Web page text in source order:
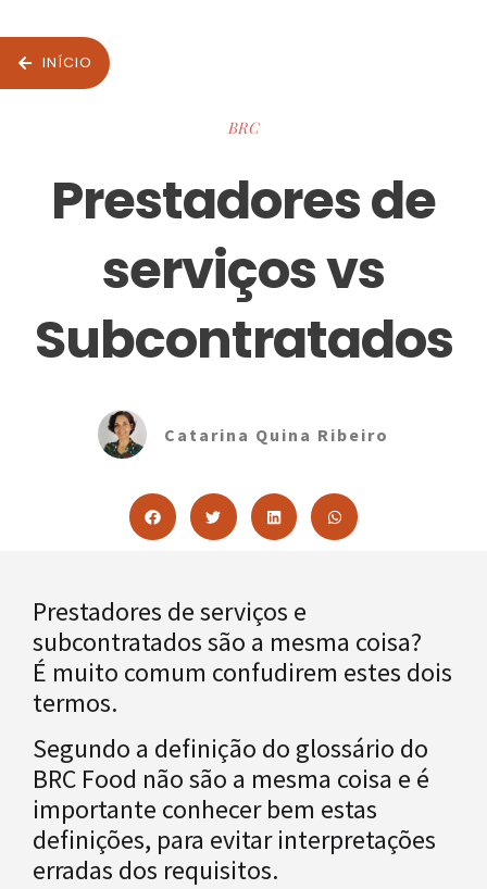
INÍCIO
BRC
Prestadores de
serviços vs
Subcontratados
Catarina Quina Ribeiro
Prestadores de serviços e
subcontratados são a mesma coisa?
É muito comum confudirem estes dois
termos.
Segundo a definição do glossário do
BRC Food não são a mesma coisa e é
importante conhecer bem estas
definições, para evitar interpretações
erradas dos requisitos.